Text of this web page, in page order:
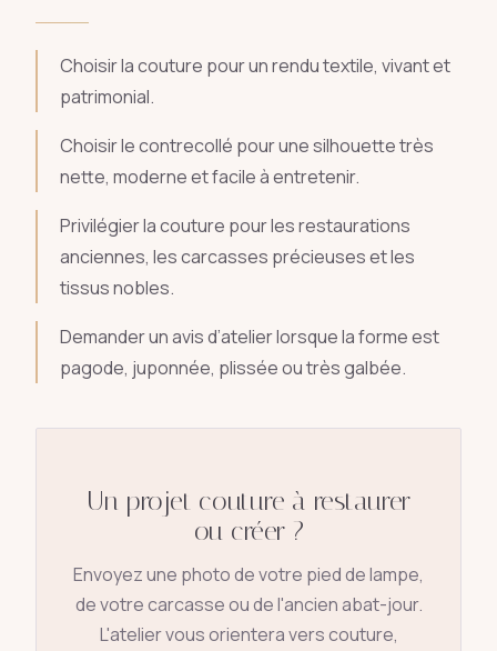
Choisir la couture pour un rendu textile, vivant et
patrimonial.
Choisir le contrecollé pour une silhouette très
nette, moderne et facile à entretenir.
Privilégier la couture pour les restaurations
anciennes, les carcasses précieuses et les
tissus nobles.
Demander un avis d’atelier lorsque la forme est
pagode, juponnée, plissée ou très galbée.
Un projet couture à restaurer
ou créer ?
Envoyez une photo de votre pied de lampe,
de votre carcasse ou de l'ancien abat-jour.
L'atelier vous orientera vers couture,